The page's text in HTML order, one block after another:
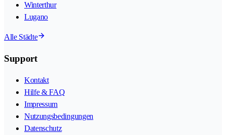
Winterthur
Lugano
Alle Städte
Support
Kontakt
Hilfe & FAQ
Impressum
Nutzungsbedingungen
Datenschutz